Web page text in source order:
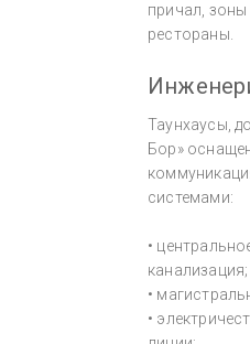
причал, зоны
рестораны.
Таунхаусы,
Бор»
системами:
•
канализация;
•
•